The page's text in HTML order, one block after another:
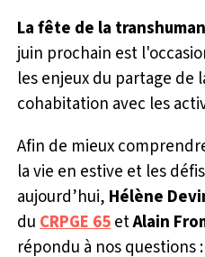
La fête de la
juin prochain est
les enjeux du partage de
cohabitation avec les
Afin de mieux
la vie en estive et les
aujourd’hui, Hélène
duCRPGE 65etAlain
répondu à nos questions :